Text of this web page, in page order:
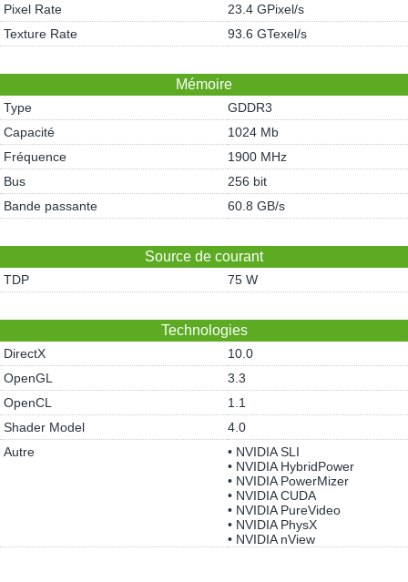
Pixel Rate
23.4 GPixel/s
Texture Rate
93.6 GTexel/s
Mémoire
Type
GDDR3
Capacité
1024 Mb
Fréquence
1900 MHz
Bus
256 bit
Bande passante
60.8 GB/s
Source de courant
TDP 75 W
Technologies
DirectX
10.0
OpenGL
3.3
OpenCL
1.1
Shader Model
4.0
Autre
• NVIDIA SLI
• NVIDIA HybridPower
• NVIDIA PowerMizer
• NVIDIA CUDA
• NVIDIA PureVideo
• NVIDIA PhysX
• NVIDIA nView